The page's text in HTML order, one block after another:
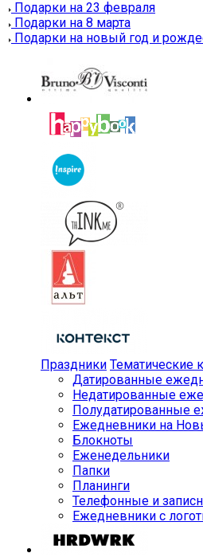
Подарки на 23 февраля
Подарки на 8 марта
Подарки на новый год и
Праздники Тематические
Датированные
Недатированные
Полудатированные
Ежедневники на
Блокноты
Еженедельники
Папки
Планинги
Телефонные и
Ежедневники с